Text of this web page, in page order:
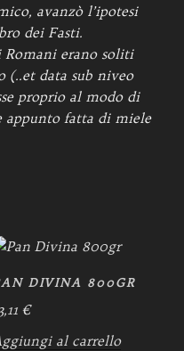
avanzò l’ipotesi
dei Fasti.
Romani erano soliti
(..et data sub niveo
proprio al modo di
appunto fatta di miele
DIVINA 800GR
€
al carrello